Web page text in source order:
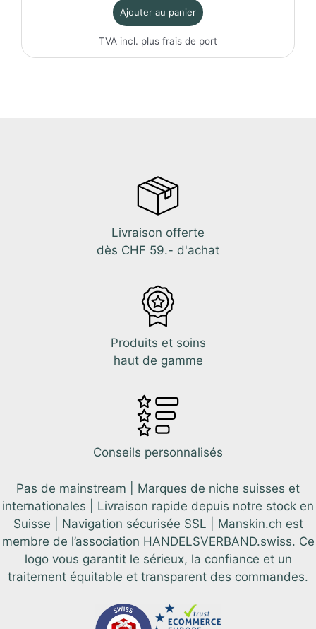
initial
était :
95.80CHF.
Ajouter au panier
TVA incl. plus frais de port
Livraison offerte
dès CHF 59.- d'achat
Produits et soins
haut de gamme
Conseils personnalisés
Pas de mainstream | Marques de niche suisses et
internationales | Livraison rapide depuis notre stock en
Suisse | Navigation sécurisée SSL | Manskin.ch est
membre de l’association HANDELSVERBAND.swiss. Ce
logo vous garantit le sérieux, la confiance et un
traitement équitable et transparent des commandes.